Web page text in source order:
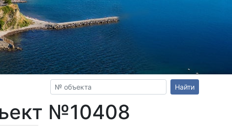
Найти
№10408